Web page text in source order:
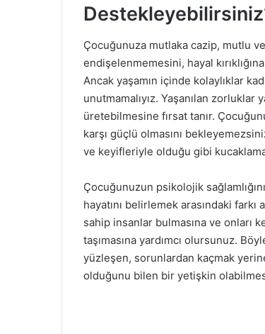
Çocuğunuza mutlaka cazip, mutlu
endişelenmemesini, hayal
Ancak yaşamın içinde kolaylıklar
unutmamalıyız. Yaşanılan
üretebilmesine fırsat tanır.
karşı güçlü olmasını
ve keyifleriyle olduğu gibi
Çocuğunuzun psikolojik
hayatını belirlemek arasındaki
sahip insanlar bulmasına ve onları
taşımasına yardımcı olursunuz.
yüzleşen, sorunlardan kaçmak
olduğunu bilen bir yetişkin